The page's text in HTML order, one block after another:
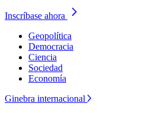
Inscríbase ahora
Geopolítica
Democracia
Ciencia
Sociedad
Economía
Ginebra internacional